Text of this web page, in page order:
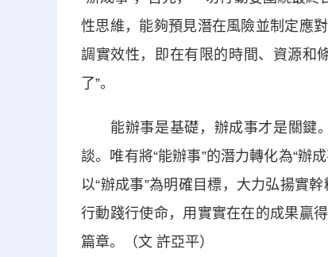
性思維，能夠預見潛在風險並制定應
調實效性，即在有限的時間、資源和
了”。
能辦事是基礎，辦成事才是關鍵。
談。唯有將“能辦事”的潛力轉化為“辦
以“辦成事”為明確目標，大力弘揚實
行動踐行使命，用實實在在的成果贏
篇章。（文 許亞平）